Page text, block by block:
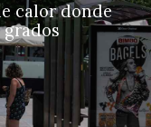
calor donde
grados